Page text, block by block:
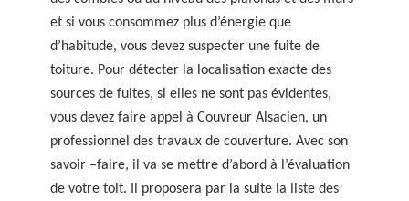
et si vous consommez plus d’énergie que
d’habitude, vous devez suspecter une fuite de
toiture. Pour détecter la localisation exacte des
sources de fuites, si elles ne sont pas évidentes,
vous devez faire appel à Couvreur Alsacien, un
professionnel des travaux de couverture. Avec son
savoir –faire, il va se mettre d’abord à l’évaluation
de votre toit. Il proposera par la suite la liste des